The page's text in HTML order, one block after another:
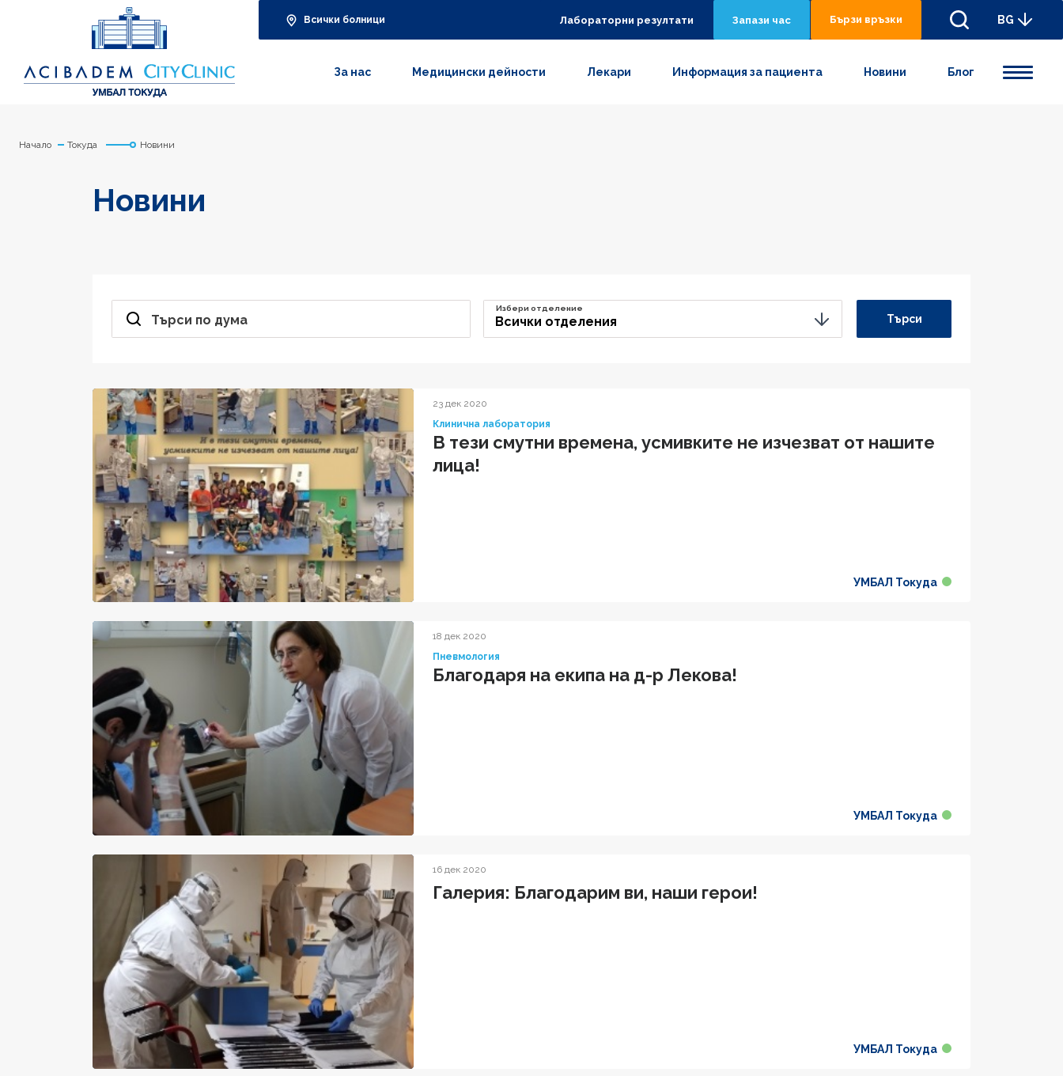
Всички болници Лабораторни резултати Запази час Бързи връзки BG
За нас Медицински дейности Лекари Информация за пациента Новини Блог
Начало Токуда Новини
Новини
Търси по дума Всички отделения
Избери отделение
Търси
23 дек 2020
Клинична лаборатория
В тези смутни времена, усмивките не изчезват от нашите
лица!
УМБАЛ Токуда
18 дек 2020
Пневмология
Благодаря на екипа на д-р Лекова!
УМБАЛ Токуда
16 дек 2020
Галерия: Благодарим ви, наши герои!
УМБАЛ Токуда